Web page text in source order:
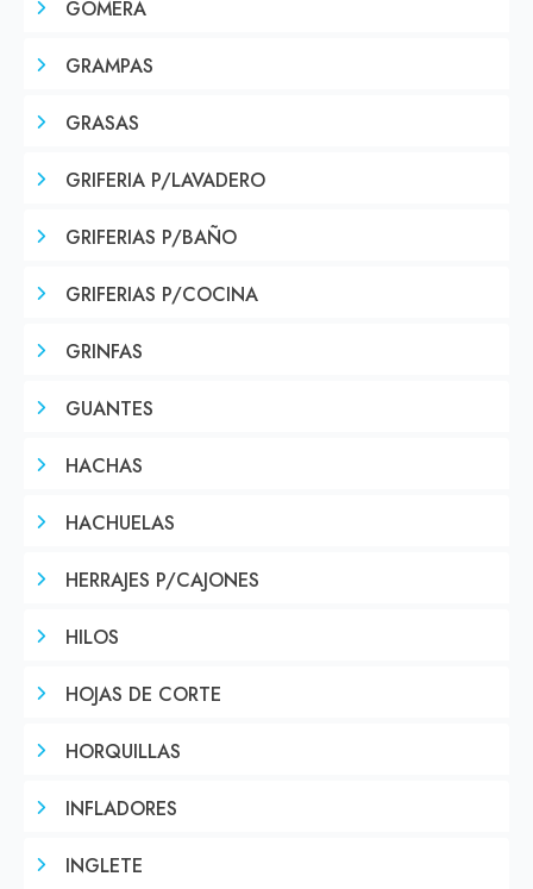
GOMERA
GRAMPAS
GRASAS
GRIFERIA P/LAVADERO
GRIFERIAS P/BAÑO
GRIFERIAS P/COCINA
GRINFAS
GUANTES
HACHAS
HACHUELAS
HERRAJES P/CAJONES
HILOS
HOJAS DE CORTE
HORQUILLAS
INFLADORES
INGLETE